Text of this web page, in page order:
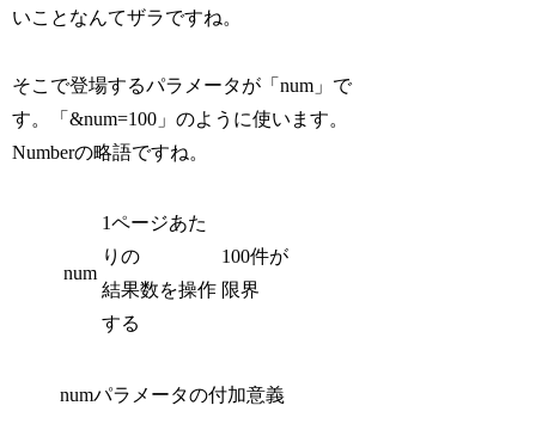
いことなんてザラですね。
そこで登場するパラメータが「num」で
す。「&num=100」のように使います。
Numberの略語ですね。
num
1ページあた
りの
結果数を操作
する
100件が
限界
numパラメータの付加意義